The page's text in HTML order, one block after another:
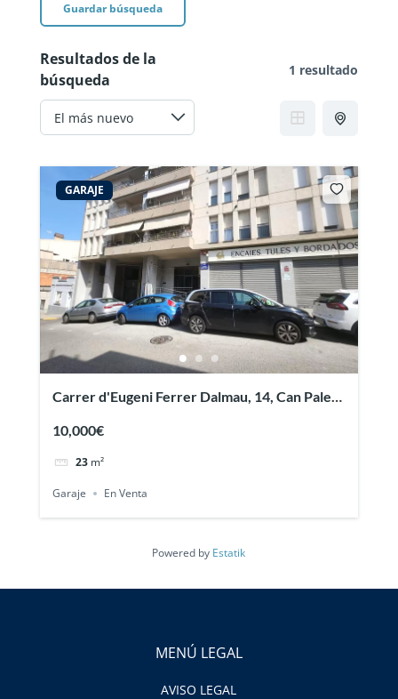
Guardar búsqueda
Resultados de la
búsqueda
1 resultado
GARAJE
Carrer d'Eugeni Ferrer Dalmau, 14, Can Palet,
10,000€
23 m²
Garaje En Venta
Powered by Estatik
MENÚ LEGAL
AVISO LEGAL